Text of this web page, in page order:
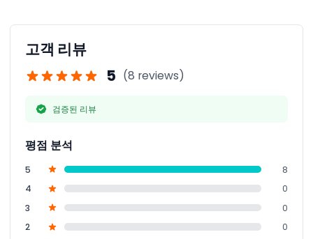
고객 리뷰
5 (8 reviews)
검증된 리뷰
평점 분석
5
8
4
0
3
0
2
0